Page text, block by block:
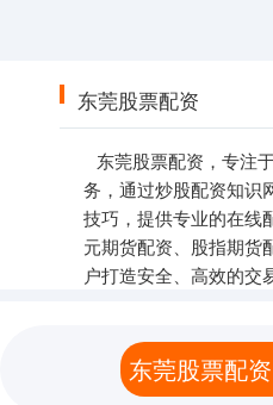
东莞股票配资
东莞股票配资，专注
务，通过炒股配资知识
技巧，提供专业的在线
元期货配资、股指期货
户打造安全、高效的交
东莞股票配